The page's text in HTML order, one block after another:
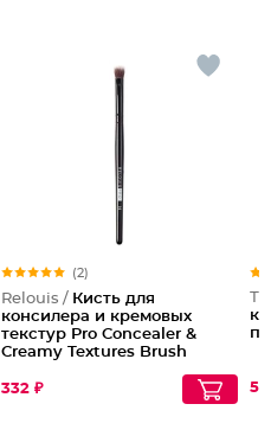
(2)
Relouis / Кисть для
консилера и кремовых
текстур Pro Concealer &
Creamy Textures Brush
332 ₽